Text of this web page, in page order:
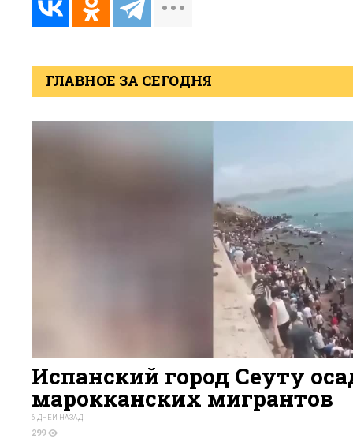
ГЛАВНОЕ ЗА СЕГОДНЯ
Испанский город Сеуту
марокканских мигрантов
6 ДНЕЙ НАЗАД
299